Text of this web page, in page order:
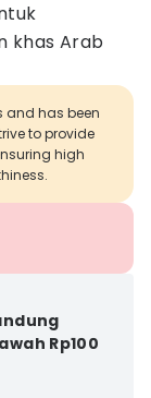
khas Arab
and has been
to provide
high
Rp100